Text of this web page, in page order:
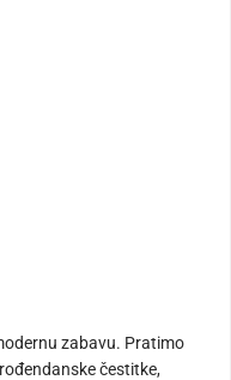
zabavu. Pratimo
čestitke,